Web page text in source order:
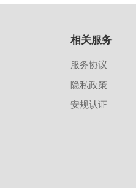
相关服务
服务协议
隐私政策
安规认证